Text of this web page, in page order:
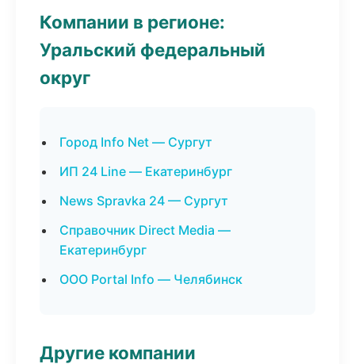
Компании в регионе:
Уральский федеральный
округ
Город Info Net — Сургут
ИП 24 Line — Екатеринбург
News Spravka 24 — Сургут
Справочник Direct Media —
Екатеринбург
ООО Portal Info — Челябинск
Другие компании